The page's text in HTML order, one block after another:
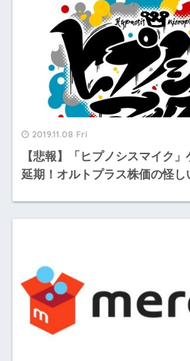
2019.11.08 Fri
【悲報】「ヒプノシスマイク
延期！オルトプラス株価の怪し